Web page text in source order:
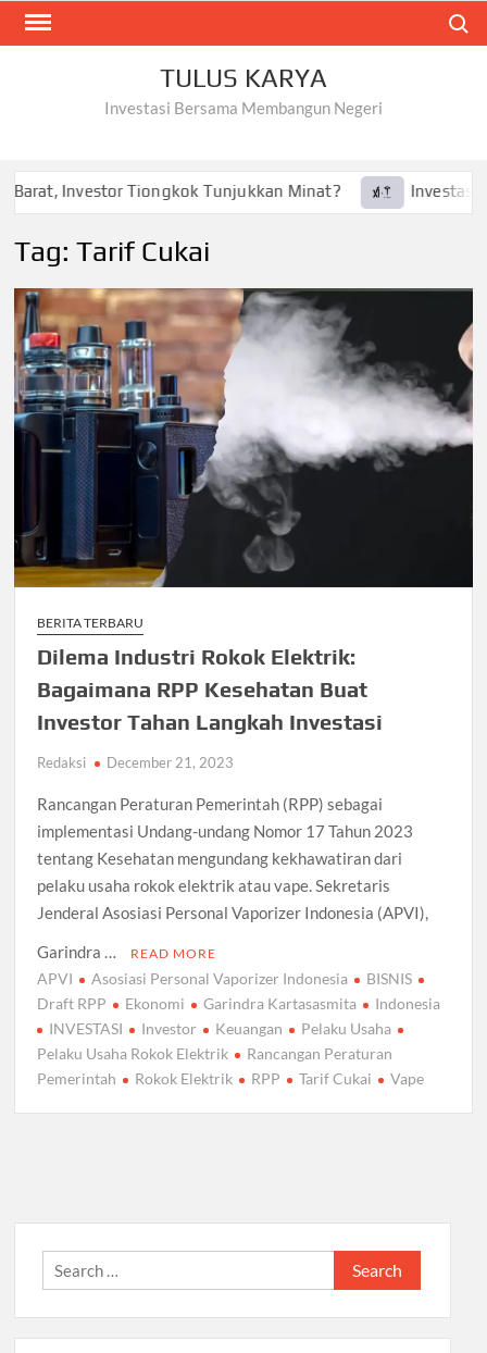
Skip
TULUS KARYA
Investasi Bersama Membangun Negeri
Investor Tiongkok Tunjukkan Minat? Investasi
Tag:Tarif Cukai
BERITA TERBARU
Dilema Industri Rokok Elektrik:
Bagaimana RPP Kesehatan Buat
Investor Tahan Langkah Investasi
Redaksi December 21, 2023
Rancangan Peraturan Pemerintah (RPP) sebagai
implementasi Undang-undang Nomor 17 Tahun 2023
tentang Kesehatan mengundang kekhawatiran dari
pelaku usaha rokok elektrik atau vape. Sekretaris
Jenderal Asosiasi Personal Vaporizer Indonesia (APVI),
Garindra …
READ MORE
APVI Asosiasi Personal Vaporizer Indonesia
BISNIS
Draft RPP
Ekonomi Garindra Kartasasmita
Indonesia
INVESTASI
Investor Keuangan
Pelaku Usaha
Pelaku Usaha Rokok Elektrik
Rancangan Peraturan
Pemerintah
Rokok Elektrik RPP Tarif Cukai Vape
Search
for: